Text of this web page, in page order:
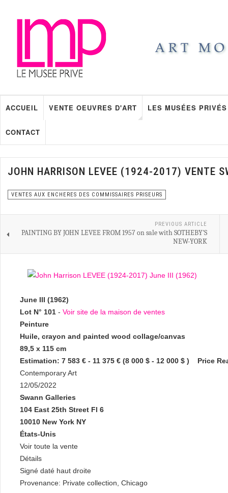
ACCUEIL VENTE OEUVRES D'ART LES MUSÉES PRIVÉS
CONTACT
JOHN HARRISON LEVEE (1924-2017) VENTE
VENTES AUX ENCHERES DES COMMISSAIRES PRISEURS
PREVIOUS ARTICLE
PAINTING BY JOHN LEVEE FROM 1957 on sale with SOTHEBY'S
NEW-YORK
June III (1962)
Lot N° 101 - Voir site de la maison de ventes
Peinture
Huile, crayon and painted wood collage/canvas
89,5 x 115 cm
Estimation: 7 583 € - 11 375 € (8 000 $ - 12 000 $ ) Price
Contemporary Art
12/05/2022
Swann Galleries
104 East 25th Street Fl 6
10010 New York NY
États-Unis
Voir toute la vente
Détails
Signé daté haut droite
Provenance: Private collection, Chicago